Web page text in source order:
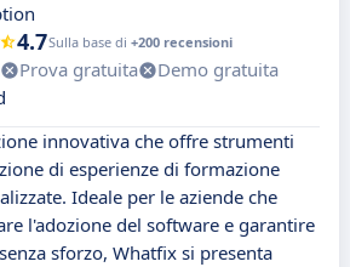
4.7Sulla base di +200 recensioni
Prova gratuita
Demo gratuita
innovativa che offre strumenti
di esperienze di formazione
Ideale per le aziende che
l'adozione del software e garantire
sforzo, Whatfix si presenta